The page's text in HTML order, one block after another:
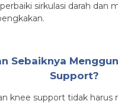
sirkulasi darah dan
Sebaiknya
Support?
knee support tidak harus